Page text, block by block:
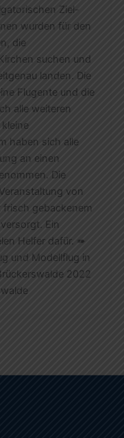
Ziel-
wurden für den
die
suchen und
landen. Die
Flugente und die
alle weiteren
haben sich alle
an einen
Die
von
gebackenem
Ein
Helfer dafür. ➠
und Modellflug in
2022